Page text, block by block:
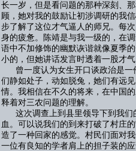
长一岁，但是看问题的那种深刻、
顾，她对我的鼓励让初涉调研的我
步了解了这位才气逼人的师兄。每
身的疲惫。陈靖是与我一级的，在
语中不加修饰的幽默诙谐就像夏季
小的，但她讲话发言时透着一股才
曾一度认为女生开口谈政治是一
们静如处子，动如脱兔，她们有远
情。我相信在不久的将来，在中国
释着对三农问题的理解。
这次调查上到县里领导下到我们
血。可以说我们的到来打破了村庄
造了一种回家的感觉。村民们面对
一位有良知的学者肩上的担子装的